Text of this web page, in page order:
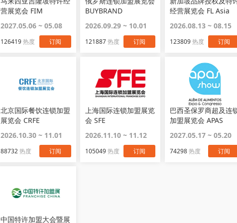
营展览会 FIM
2027.05.06 ~ 05.08
126419热度 订阅
BUYBRAND
2026.09.29 ~ 10.01
121887热度 订阅
经营展览会 FL Asia
2026.08.13 ~ 08.15
123809热度 订阅
北京国际餐饮连锁加盟
展览会 CRFE
2026.10.30 ~ 11.01
88732热度 订阅
上海国际连锁加盟展览
会 SFE
2026.11.10 ~ 11.12
105049热度 订阅
巴西圣保罗商超及连
加盟展览会 APAS
2027.05.17 ~ 05.20
74298热度 订阅
中国特许加盟大会暨展